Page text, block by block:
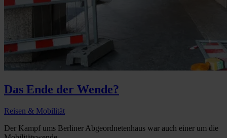
Das Ende der Wende?
Reisen & Mobilität
Der Kampf ums Berliner Abgeordnetenhaus war auch einer um die